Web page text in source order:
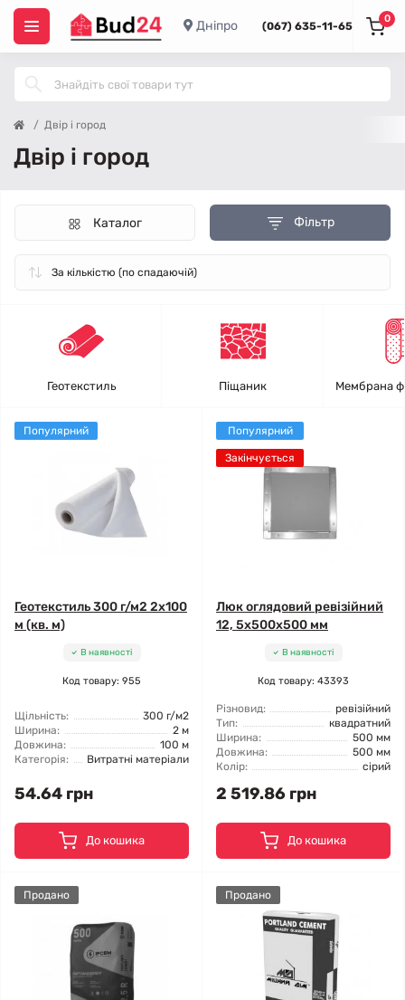
Дніпро (067) 635-11-65
0
Двір і город
Двір і город
Фільтр
Каталог
Геотекстиль Піщаник Мембрана
Популярний
Геотекстиль 300 г/м2 2x100
м (кв. м)
В наявності
Код товару: 955
Щільність:
300 г/м2
Ширина:
2 м
Довжина:
100 м
Категорія:
Витратні матеріали
54.64 грн
До кошика
Популярний
Закінчується
Люк оглядовий ревізійний
12, 5x500x500 мм
В наявності
Код товару: 43393
Різновид:
ревізійний
Тип:
квадратний
Ширина:
500 мм
Довжина:
500 мм
Колір:
сірий
2 519.86 грн
До кошика
Продано Продано